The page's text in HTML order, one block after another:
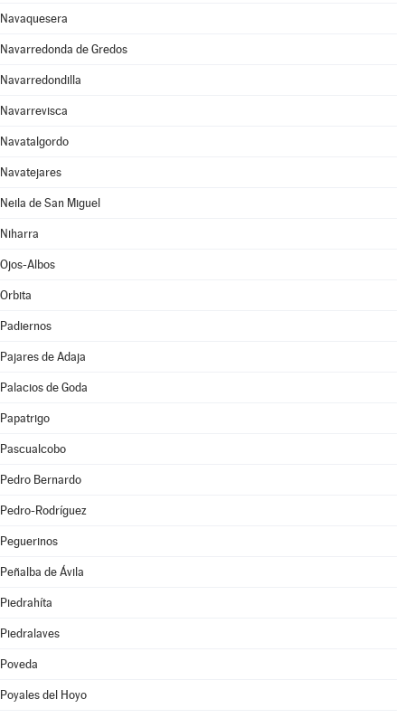
Navaquesera
Navarredonda de Gredos
Navarredondilla
Navarrevisca
Navatalgordo
Navatejares
Neila de San Miguel
Niharra
Ojos-Albos
Orbita
Padiernos
Pajares de Adaja
Palacios de Goda
Papatrigo
Pascualcobo
Pedro Bernardo
Pedro-Rodríguez
Peguerinos
Peñalba de Ávila
Piedrahíta
Piedralaves
Poveda
Poyales del Hoyo